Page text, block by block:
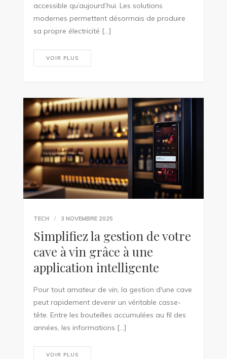
accessible qu’aujourd’hui. Les solutions
modernes permettent désormais de produire
sa propre électricité […]
VOIR PLUS
TECH 3 NOVEMBRE 2025
Simplifiez la gestion de votre
cave à vin grâce à une
application intelligente
Pour tout amateur de vin, la gestion d'une cave
peut rapidement devenir un véritable casse-
tête. Entre les bouteilles accumulées au fil des
années, les informations […]
VOIR PLUS